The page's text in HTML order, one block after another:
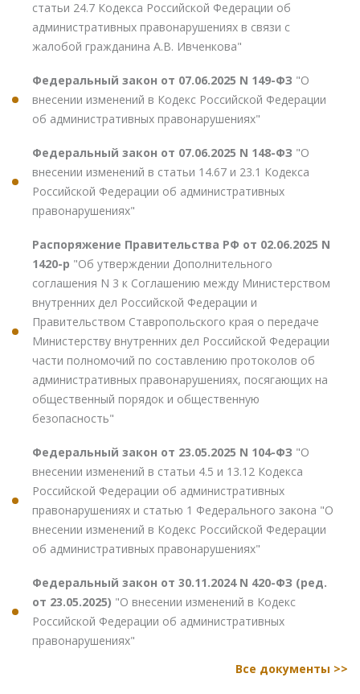
статьи 24.7 Кодекса Российской Федерации об
административных правонарушениях в связи с
жалобой гражданина А.В. Ивченкова"
Федеральный закон от 07.06.2025 N 149-ФЗ "О
внесении изменений в Кодекс Российской Федерации
об административных правонарушениях"
Федеральный закон от 07.06.2025 N 148-ФЗ "О
внесении изменений в статьи 14.67 и 23.1 Кодекса
Российской Федерации об административных
правонарушениях"
Распоряжение Правительства РФ от 02.06.2025 N
1420-р "Об утверждении Дополнительного
соглашения N 3 к Соглашению между Министерством
внутренних дел Российской Федерации и
Правительством Ставропольского края о передаче
Министерству внутренних дел Российской Федерации
части полномочий по составлению протоколов об
административных правонарушениях, посягающих на
общественный порядок и общественную
безопасность"
Федеральный закон от 23.05.2025 N 104-ФЗ "О
внесении изменений в статьи 4.5 и 13.12 Кодекса
Российской Федерации об административных
правонарушениях и статью 1 Федерального закона "О
внесении изменений в Кодекс Российской Федерации
об административных правонарушениях"
Федеральный закон от 30.11.2024 N 420-ФЗ (ред.
от 23.05.2025) "О внесении изменений в Кодекс
Российской Федерации об административных
правонарушениях"
Все документы >>